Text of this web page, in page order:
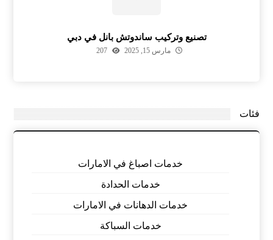
تصنيع وتركيب ساندوتش بانل في دبي
مارس 15, 2025 207
فئات
خدمات اصباغ في الامارات
خدمات الحدادة
خدمات الدهانات في الامارات
خدمات السباكة